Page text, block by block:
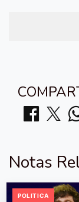
Notas
POLITICA